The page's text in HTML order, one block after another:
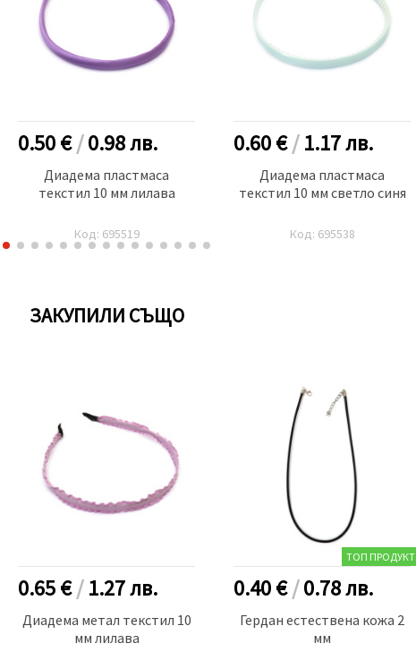
0.50 €/0.98лв.
Диадема пластмаса
текстил 10 мм лилава
Код: 695519
0.60 €/1.17лв.
Диадема пластмаса
текстил 10 мм светло синя
Код: 695538
ЗАКУПИЛИ СЪЩО
0.65 €/1.27лв.
Диадема метал текстил 10
мм лилава
ТОП ПРОДУКТ
0.40 €/0.78лв.
Гердан естествена кожа 2
мм